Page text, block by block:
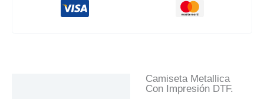
Camiseta Metallica
Con Impresión DTF.